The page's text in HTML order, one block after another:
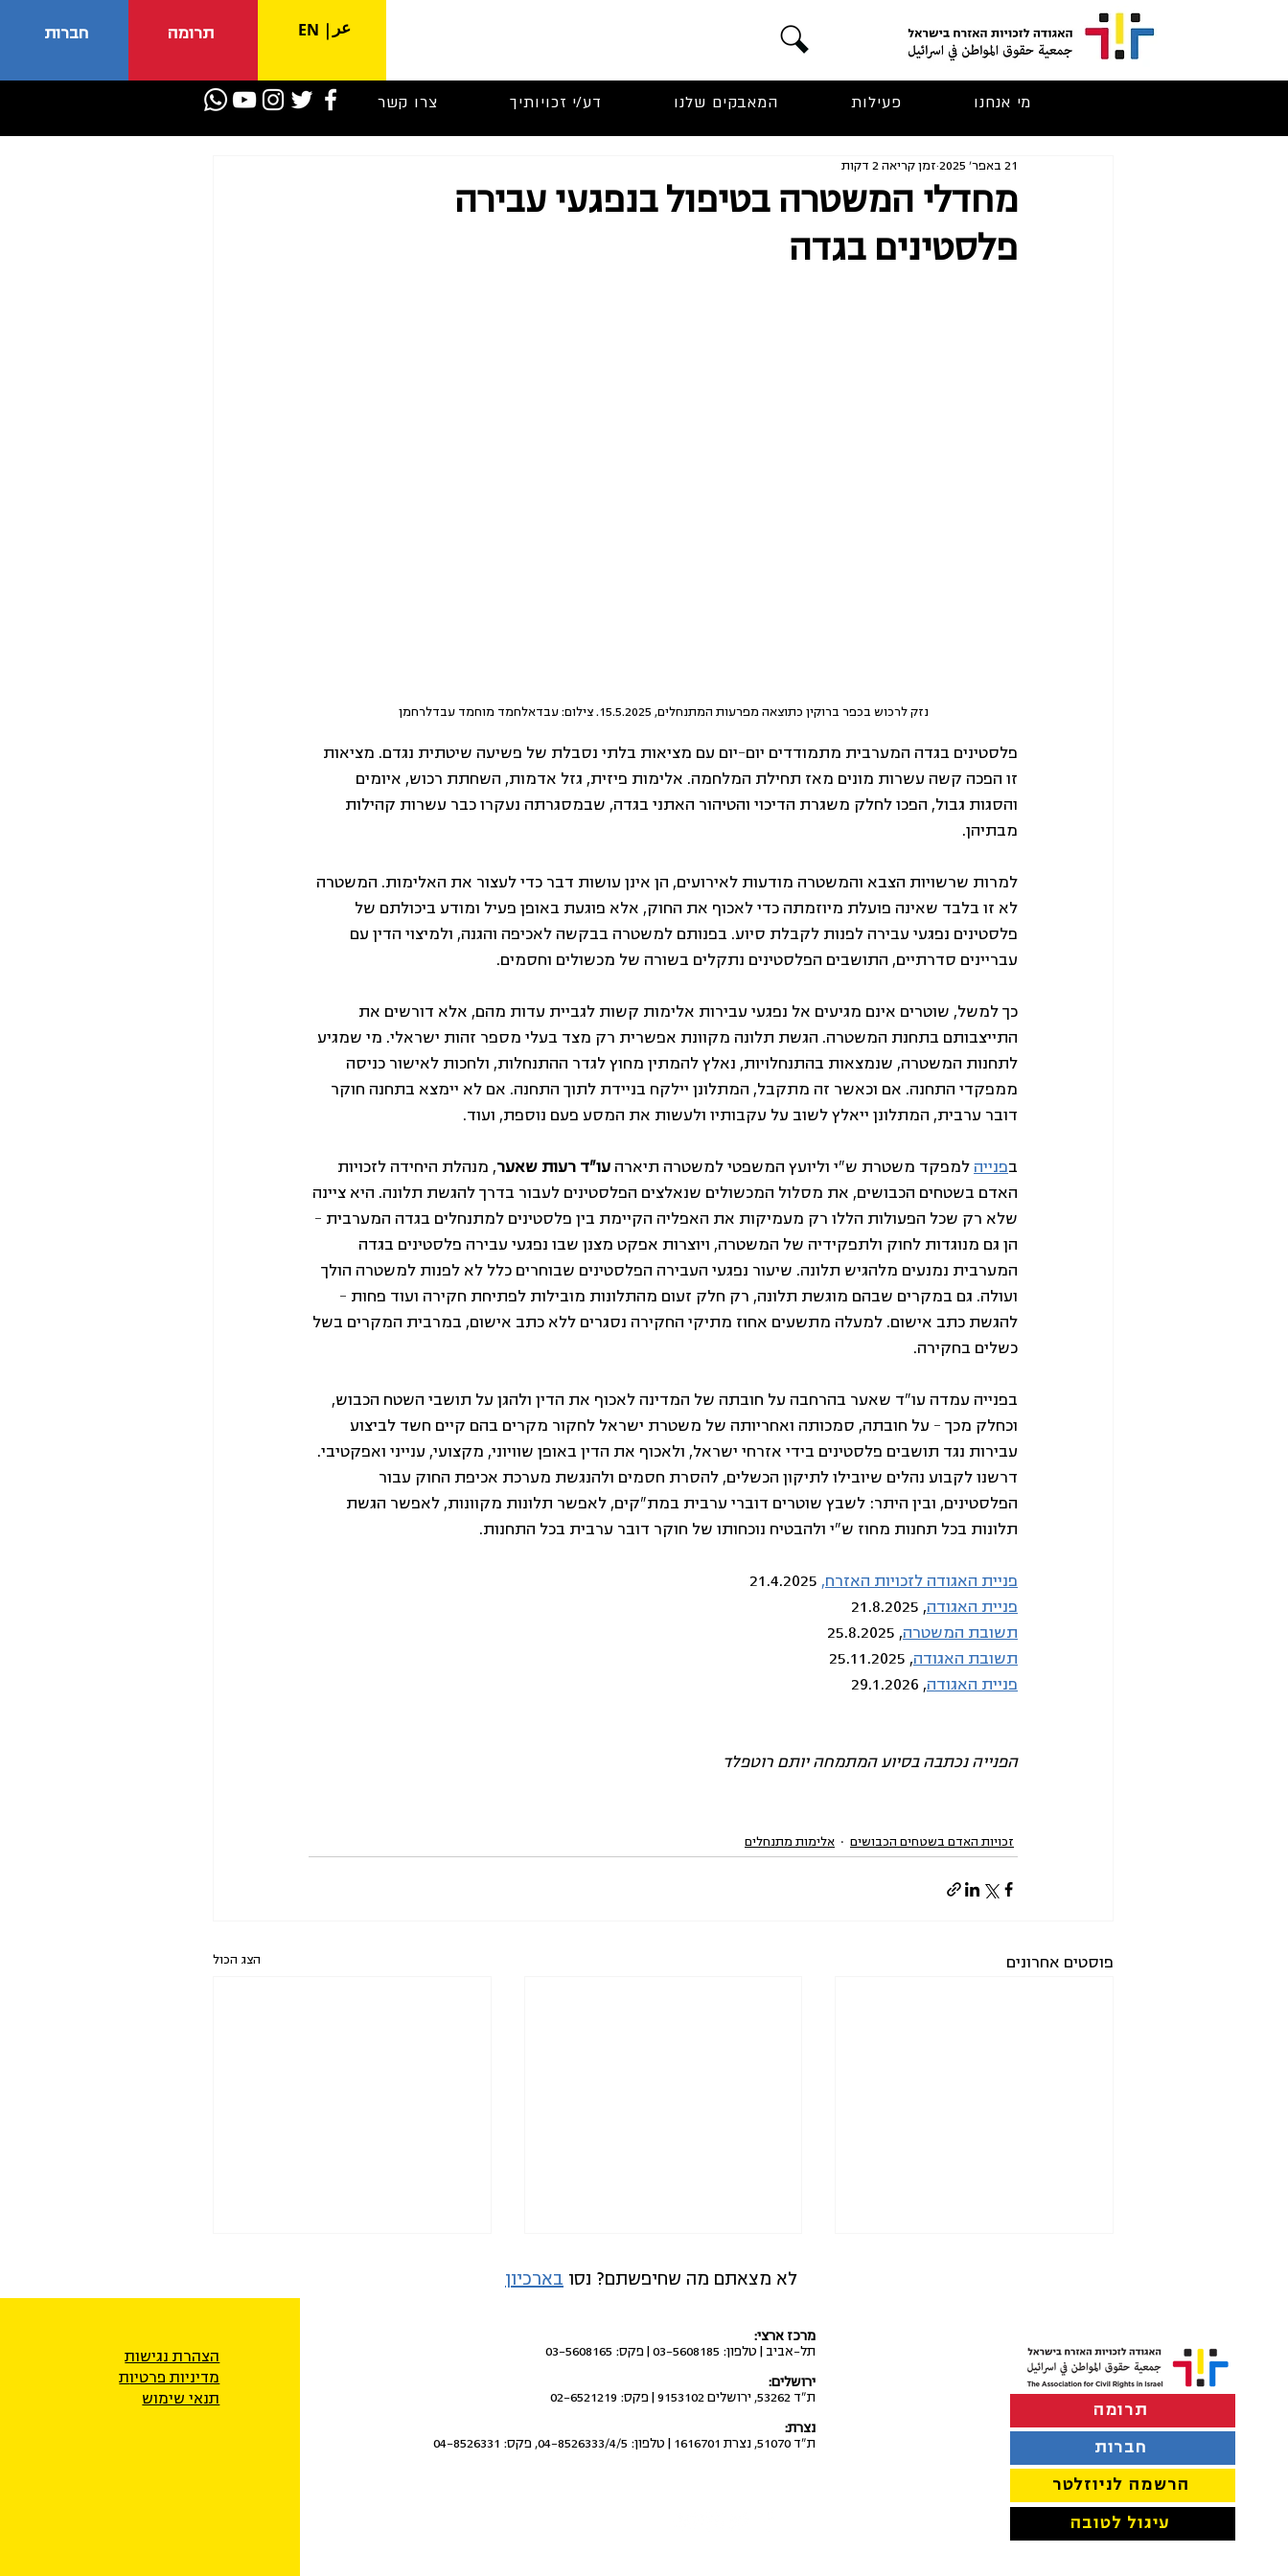
חברות תרומה عر EN
מי אנחנו פעילות המאבקים שלנו דע/י זכויותיך צרו קשר
מחדלי המשטרה בטיפול בנפגעי עבירה
פלסטינים בגדה
21 באפר׳ 2025 זמן קריאה 2 דקות
נזק לרכוש בכפר ברוקין כתוצאה מפרעות המתנחלים, 15.5.2025. צילום: עבדאלחמד מוחמד עבדלרחמן
פלסטינים בגדה המערבית מתמודדים יום-יום עם מציאות בלתי נסבלת של פשיעה שיטתית נגדם. מציאות
זו הפכה קשה עשרות מונים מאז תחילת המלחמה. אלימות פיזית, גזל אדמות, השחתת רכוש, איומים
והסגות גבול, הפכו לחלק משגרת הדיכוי והטיהור האתני בגדה, שבמסגרתה נעקרו כבר עשרות קהילות
מבתיהן.
למרות שרשויות הצבא והמשטרה מודעות לאירועים, הן אינן עושות דבר כדי לעצור את האלימות. המשטרה
לא זו בלבד שאינה פועלת מיוזמתה כדי לאכוף את החוק, אלא פוגעת באופן פעיל ומודע ביכולתם של
פלסטינים נפגעי עבירה לפנות לקבלת סיוע. בפנותם למשטרה בבקשה לאכיפה והגנה, ולמיצוי הדין עם
עבריינים סדרתיים, התושבים הפלסטינים נתקלים בשורה של מכשולים וחסמים.
כך למשל, שוטרים אינם מגיעים אל נפגעי עבירות אלימות קשות לגביית עדות מהם, אלא דורשים את
התייצבותם בתחנת המשטרה. הגשת תלונה מקוונת אפשרית רק מצד בעלי מספר זהות ישראלי. מי שמגיע
לתחנות המשטרה, שנמצאות בהתנחלויות, נאלץ להמתין מחוץ לגדר ההתנחלות, ולחכות לאישור כניסה
ממפקדי התחנה. אם וכאשר זה מתקבל, המתלונן יילקח בניידת לתוך התחנה. אם לא יימצא בתחנה חוקר
דובר ערבית, המתלונן ייאלץ לשוב על עקבותיו ולעשות את המסע פעם נוספת, ועוד.
בפנייה למפקד משטרת ש"י וליועץ המשפטי למשטרה תיארה עו"ד רעות שאער, מנהלת היחידה לזכויות
האדם בשטחים הכבושים, את מסלול המכשולים שנאלצים הפלסטינים לעבור בדרך להגשת תלונה. היא ציינה
שלא רק שכל הפעולות הללו רק מעמיקות את האפליה הקיימת בין פלסטינים למתנחלים בגדה המערבית –
הן גם מנוגדות לחוק ולתפקידיה של המשטרה, ויוצרות אפקט מצנן שבו נפגעי עבירה פלסטינים בגדה
המערבית נמנעים מלהגיש תלונה. שיעור נפגעי העבירה הפלסטינים שבוחרים כלל לא לפנות למשטרה הולך
ועולה. גם במקרים שבהם מוגשת תלונה, רק חלק זעום מהתלונות מובילות לפתיחת חקירה ועוד פחות –
להגשת כתב אישום. למעלה מתשעים אחוז מתיקי החקירה נסגרים ללא כתב אישום, במרבית המקרים בשל
כשלים בחקירה.
בפנייה עמדה עו"ד שאער בהרחבה על חובתה של המדינה לאכוף את הדין ולהגן על תושבי השטח הכבוש,
וכחלק מכך – על חובתה, סמכותה ואחריותה של משטרת ישראל לחקור מקרים בהם קיים חשד לביצוע
עבירות נגד תושבים פלסטינים בידי אזרחי ישראל, ולאכוף את הדין באופן שוויוני, מקצועי, ענייני ואפקטיבי.
דרשנו לקבוע נהלים שיובילו לתיקון הכשלים, להסרת חסמים ולהנגשת מערכת אכיפת החוק עבור
הפלסטינים, ובין היתר: לשבץ שוטרים דוברי ערבית במת"קים, לאפשר תלונות מקוונות, לאפשר הגשת
תלונות בכל תחנות מחוז ש"י ולהבטיח נוכחותו של חוקר דובר ערבית בכל התחנות.
פניית האגודה לזכויות האזרח,
פניית האגודה, 21.8.2025
תשובת המשטרה, 25.8.2025
תשובת האגודה, 25.11.2025
פניית האגודה, 29.1.2026
הפנייה נכתבה בסיוע המתמחה יותם רוטפלד
זכויות האדם בשטחים הכבושים אלימות מתנחלים
פוסטים אחרונים הצג הכול
ולהפסיק את הענישה
פרות שנגנב על ידי חיילים
לא מצאתם מה שחיפשתם? נסו בארכיון
הצהרת נגישות
מדיניות פרטיות
תנאי שימוש
מרכז ארצי:
תל-אביב | טלפון: 03-5608185 | פקס: 03-5608165
ירושלים:
ת"ד 53262, ירושלים 9153102 | פקס: 02-6521219
נצרת:
ת"ד 51070, נצרת 1616701 | טלפון: 04-8526333/4/5, פקס: 04-8526331
תרומה
חברות
הרשמה לניוזלטר
עיגול לטובה